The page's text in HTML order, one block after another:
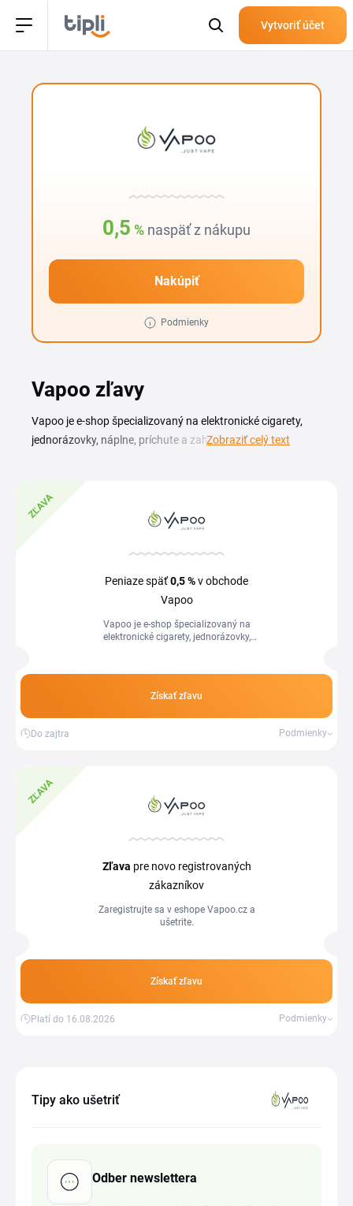
Vytvoriť účet
0,5 % naspäť z nákupu
Nakúpiť
Podmienky
Vapoo zľavy
Vapoo je e-shop špecializovaný na elektronické cigarety,
jednorázovky, náplne, príchute a zahrievaný tabak. V
používateľov. So Vapoo zľavovým kupónom ušetríte pri
nákupe spotrebnej časti vaping sortimentu, ako sú náplne,
tejto stránke nájdete aktuálne kódy a akcie pre Vapoo.
objednávky, cena sa následne automaticky prepočíta. Pri
väčších nákupoch obchod neúčtuje dopravu a tovar býva
doručený na ďalší pracovný deň.
Zobraziť celý text
ZĽAVA
Peniaze späť0,5 %v obchode
Vapoo
Vapoo je e-shop špecializovaný na
elektronické cigarety, jednorázovky,
Získať zľavu
Do zajtra Podmienky
ZĽAVA
Zľava pre novo registrovaných
zákazníkov
Zaregistrujte sa v eshope Vapoo.cz a
ušetrite.
Získať zľavu
Platí do 16.08.2026 Podmienky
Tipy ako ušetriť
Odber newslettera